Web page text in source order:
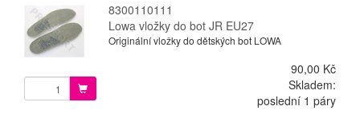
8300110111
Lowa vložky do bot JR EU27
Originální vložky do dětských bot LOWA
90,00 Kč
Skladem:
poslední 1 páry